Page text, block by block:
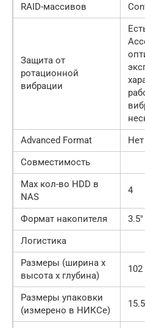
RAID-массивов
Защита от
ротационной
вибрации
Advanced Format
Нет
Совместимость
Max кол-во HDD в
NAS
4
Формат накопителя
3.5″
Логистика
Размеры (ширина x
высота x глубина)
Размеры упаковки
(измерено в НИКСе)